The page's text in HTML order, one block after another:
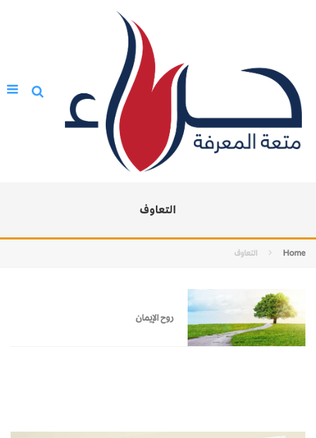
التعاوف
Home التعاوف
روح الإيمان